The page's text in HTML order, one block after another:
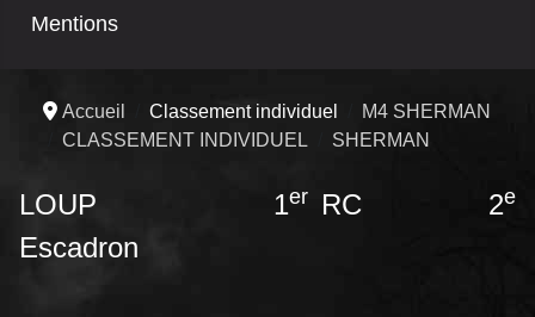
Mentions
Accueil Classement individuel
M4 SHERMAN
CLASSEMENT INDIVIDUEL
SHERMAN
LOUP 1er RC 2e
Escadron